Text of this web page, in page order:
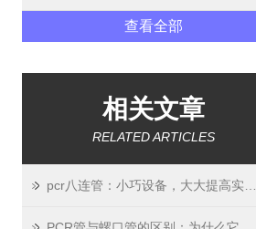
查看全部
相关文章
RELATED ARTICLES